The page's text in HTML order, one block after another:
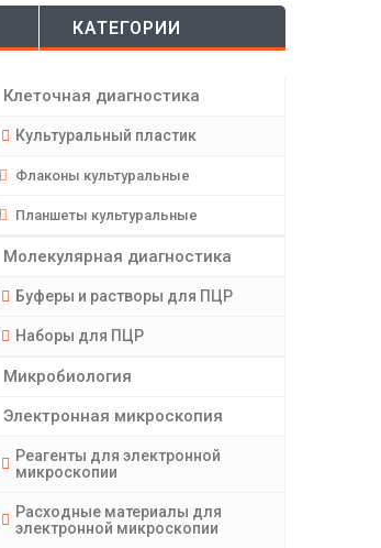
КАТЕГОРИИ
Клеточная диагностика
Культуральный пластик
Флаконы культуральные
Планшеты культуральные
Молекулярная диагностика
Буферы и растворы для ПЦР
Наборы для ПЦР
Микробиология
Электронная микроскопия
Реагенты для электронной
микроскопии
Расходные материалы для
электронной микроскопии